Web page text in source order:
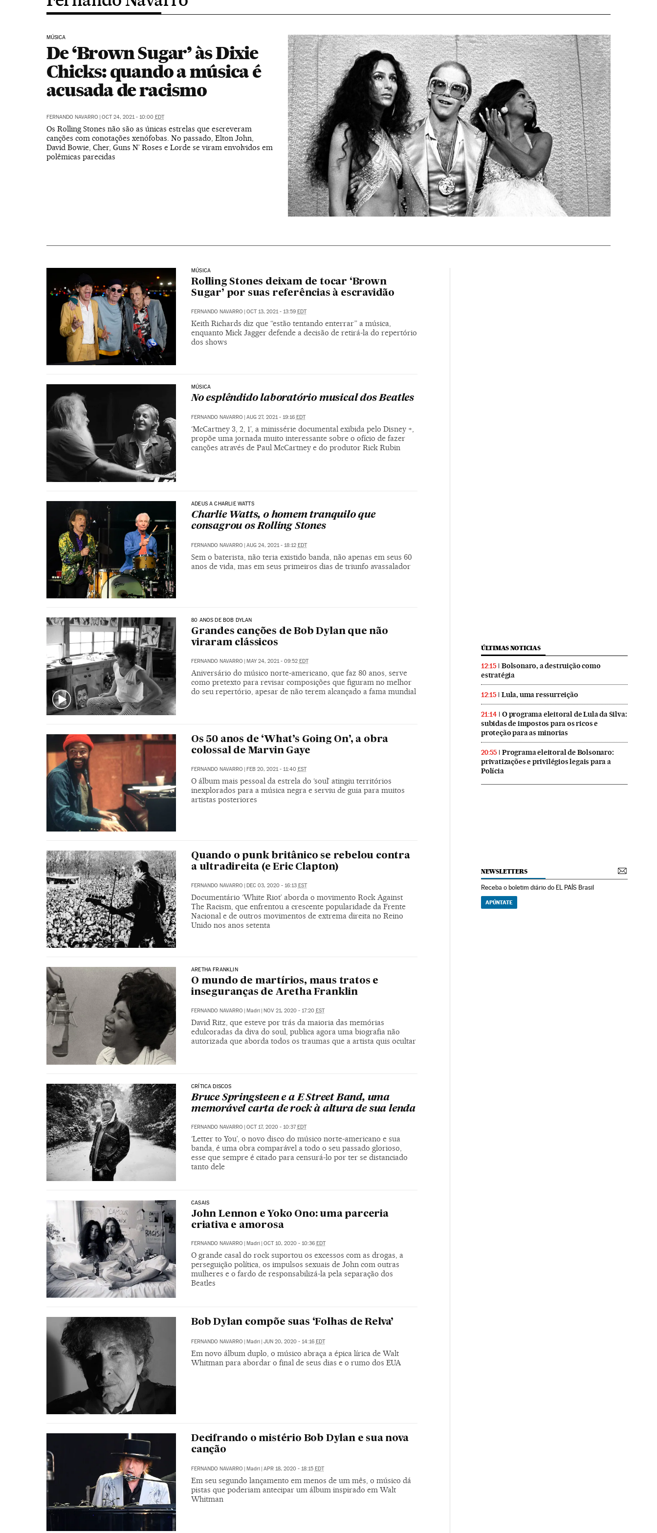
MÚSICA
De ‘Brown Sugar’ às Dixie
Chicks: quando a música é
acusada de racismo
FERNANDO NAVARRO | OCT 24, 2021 - 10:00 EDT
Os Rolling Stones não são as únicas estrelas que escreveram
canções com conotações xenófobas. No passado, Elton John,
David Bowie, Cher, Guns N’ Roses e Lorde se viram envolvidos em
polêmicas parecidas
MÚSICA
Rolling Stones deixam de tocar ‘Brown
Sugar’ por suas referências à escravidão
FERNANDO NAVARRO | OCT 13, 2021 - 13:59 EDT
Keith Richards diz que “estão tentando enterrar” a música,
enquanto Mick Jagger defende a decisão de retirá-la do repertório
dos shows
MÚSICA
No esplêndido laboratório musical dos Beatles
FERNANDO NAVARRO AUG 27, 2021 - 19:16 EDT
‘McCartney 3, 2, 1’, a minissérie documental exibida pelo Disney +,
propõe uma jornada muito interessante sobre o ofício de fazer
canções através de Paul McCartney e do produtor Rick Rubin
ADEUS A CHARLIE WATTS
Charlie Watts, o homem tranquilo que
consagrou os Rolling Stones
FERNANDO NAVARRO | AUG 24, 2021 - 18:12 EDT
Sem o baterista, não teria existido banda, não apenas em seus 60
anos de vida, mas em seus primeiros dias de triunfo avassalador
80 ANOS DE BOB DYLAN
Grandes canções de Bob Dylan que não
viraram clássicos
FERNANDO NAVARRO MAY 24, 2021 - 09:52 EDT
Aniversário do músico norte-americano, que faz 80 anos, serve
como pretexto para revisar composições que figuram no melhor
do seu repertório, apesar de não terem alcançado a fama mundial
Os 50 anos de ‘What’s Going On’, a obra
colossal de Marvin Gaye
FERNANDO NAVARRO FEB 20, 2021 - 11:40 EST
O álbum mais pessoal da estrela do ‘soul’ atingiu territórios
inexplorados para a música negra e serviu de guia para muitos
artistas posteriores
Quando o punk britânico se rebelou contra
a ultradireita (e Eric Clapton)
FERNANDO NAVARRO | DEC 03, 2020 - 16:13 EST
Documentário ‘White Riot’ aborda o movimento Rock Against
The Racism, que enfrentou a crescente popularidade da Frente
Nacional e de outros movimentos de extrema direita no Reino
Unido nos anos setenta
ARETHA FRANKLIN
O mundo de martírios, maus tratos e
inseguranças de Aretha Franklin
FERNANDO NAVARRO Madri NOV 21, 2020 - 17:20 EST
David Ritz, que esteve por trás da maioria das memórias
edulcoradas da diva do soul, publica agora uma biografia não
autorizada que aborda todos os traumas que a artista quis ocultar
CRÍTICA DISCOS
Bruce Springsteen e a E Street Band, uma
memorável carta de rock à altura de sua lenda
FERNANDO NAVARRO | OCT 17, 2020 - 10:37EDT
‘Letter to You’, o novo disco do músico norte-americano e sua
banda, é uma obra comparável a todo o seu passado glorioso,
esse que sempre é citado para censurá-lo por ter se distanciado
tanto dele
CASAIS
John Lennon e Yoko Ono: uma parceria
criativa e amorosa
FERNANDO NAVARRO Madri OCT 10, 2020 - 10:36 EDT
O grande casal do rock suportou os excessos com as drogas, a
perseguição política, os impulsos sexuais de John com outras
mulheres e o fardo de responsabilizá-la pela separação dos
Beatles
Bob Dylan compõe suas ‘Folhas de Relva’
FERNANDO NAVARRO Madri JUN 20, 2020 - 14:16 EDT
Em novo álbum duplo, o músico abraça a épica lírica de Walt
Whitman para abordar o final de seus dias e o rumo dos EUA
Decifrando o mistério Bob Dylan e sua nova
canção
FERNANDO NAVARRO | Madri | APR 18, 2020 - 18:15 EDT
Em seu segundo lançamento em menos de um mês, o músico dá
pistas que poderiam antecipar um álbum inspirado em Walt
Whitman
ÚLTIMAS NOTICIAS
12:15
Bolsonaro, a destruição como
estratégia
12:15 Lula, uma ressurreição
21:14
O programa eleitoral de Lula da Silva:
subidas de impostos para os ricos e
proteção para as minorias
20:55
Programa eleitoral de Bolsonaro:
privatizações e privilégios legais para a
Polícia
NEWSLETTERS
Receba o boletim diário do EL PAÍS Brasil
APÚNTATE